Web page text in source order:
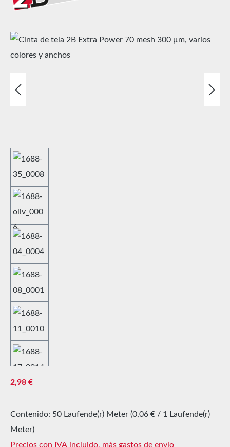
Omitir galería de imágenes
Precio normal:
2,98 €
Contenido: 50 Laufende(r) Meter (0,06 € / 1 Laufende(r)
Meter)
Precios con IVA incluido, más gastos de envío